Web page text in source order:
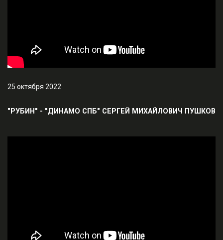
25 октября 2022
"РУБИН" - "ДИНАМО СПБ" СЕРГЕЙ МИХАЙЛОВИЧ ПУШКОВ